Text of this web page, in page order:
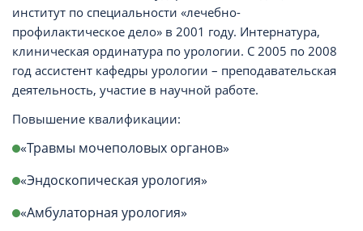
институт по специальности «лечебно-
профилактическое дело» в 2001 году. Интернатура,
клиническая ординатура по урологии. С 2005 по 2008
год ассистент кафедры урологии – преподавательская
деятельность, участие в научной работе.
Повышение квалификации:
«Травмы мочеполовых органов»
«Эндоскопическая урология»
«Амбулаторная урология»